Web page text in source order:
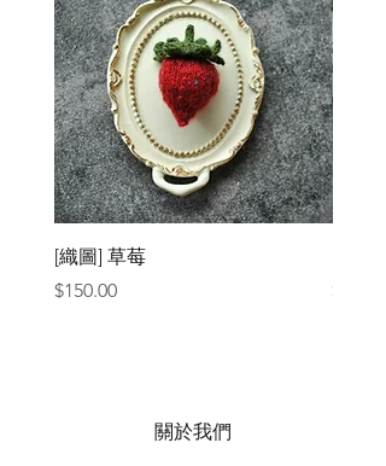
[織圖] 草莓
價格
$150.00
價格
關於我們